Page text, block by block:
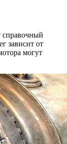
справочный
зависит от
могут